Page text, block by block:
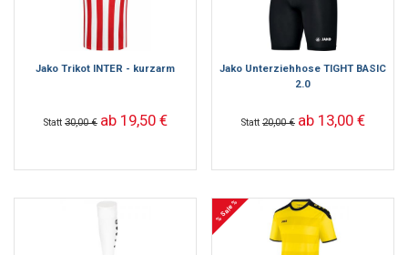
Jako Trikot INTER - kurzarm
Statt 30,00 € ab 19,50 €
Jako Unterziehhose TIGHT BASIC
2.0
Statt 20,00 € ab 13,00 €
% Sale %